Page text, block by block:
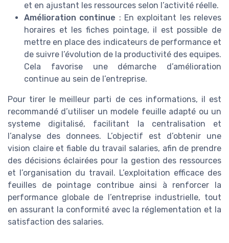
et en ajustant les ressources selon l’activité réelle.
Amélioration continue : En exploitant les releves
horaires et les fiches pointage, il est possible de
mettre en place des indicateurs de performance et
de suivre l’évolution de la productivité des equipes.
Cela favorise une démarche d’amélioration
continue au sein de l’entreprise.
Pour tirer le meilleur parti de ces informations, il est
recommandé d’utiliser un modele feuille adapté ou un
systeme digitalisé, facilitant la centralisation et
l’analyse des donnees. L’objectif est d’obtenir une
vision claire et fiable du travail salaries, afin de prendre
des décisions éclairées pour la gestion des ressources
et l’organisation du travail. L’exploitation efficace des
feuilles de pointage contribue ainsi à renforcer la
performance globale de l’entreprise industrielle, tout
en assurant la conformité avec la réglementation et la
satisfaction des salaries.